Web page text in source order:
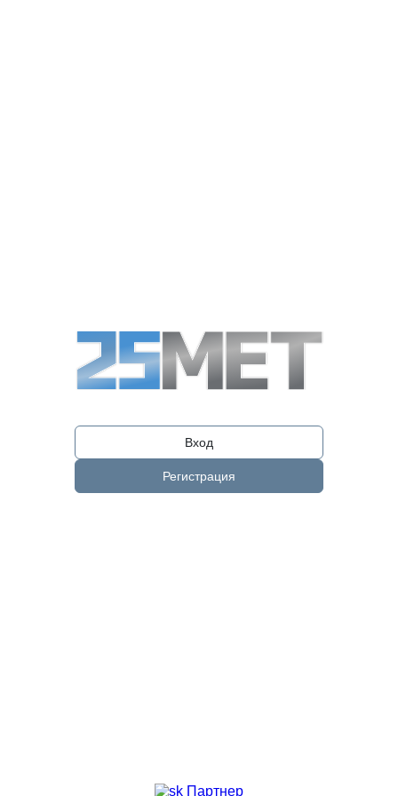
Вход
Регистрация